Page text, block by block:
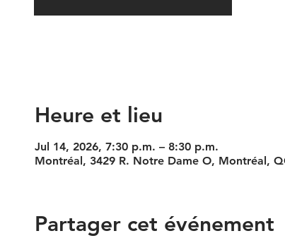
Heure et lieu
Jul 14, 2026, 7:30 p.m. – 8:30 p.m.
Montréal, 3429 R. Notre Dame O, Montréal,
Partager cet événement